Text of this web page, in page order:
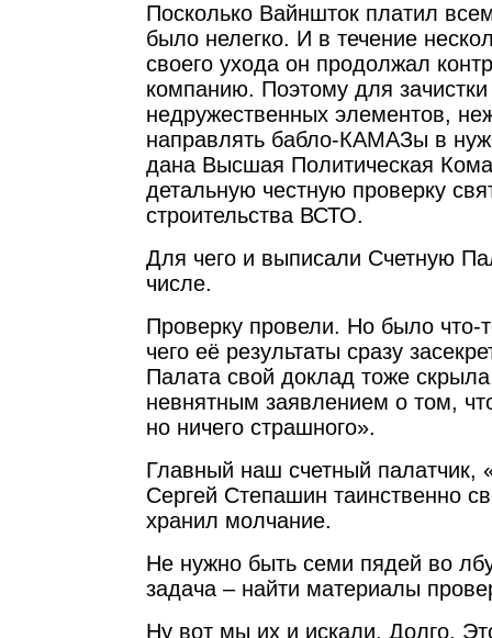
Посколько Вайншток платил
было нелегко. И в течение
своего ухода он продолжал
компанию. Поэтому для
недружественных элементов,
направлять бабло-КАМАЗы в
дана Высшая Политическая
детальную честную проверку
строительства ВСТО.
Для чего и выписали Счетную
числе.
Проверку провели. Но было что-
чего её результаты сразу
Палата свой доклад тоже
невнятным заявлением о том,
но ничего страшного».
Главный наш счетный палатчик,
Сергей Степашин таинственно
хранил молчание.
Не нужно быть семи пядей во
задача – найти материалы
Ну вот мы их и искали. Долго.